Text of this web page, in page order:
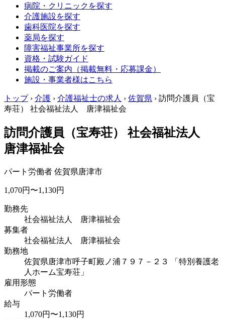
病院・クリニックを探す
介護施設を探す
歯科医院を探す
薬局を探す
障害福祉事業所を探す
資格・試験ガイド
掲載のご案内（掲載無料・応募課金）
施設・事業者様はこちら
トップ › 介護 › 介護福祉士の求人 › 佐賀県 › 訪問介護員（宝
寿荘） 社会福祉法人 唐津福祉会
訪問介護員（宝寿荘） 社会福祉法人
唐津福祉会
パート労働者 佐賀県唐津市
1,070円〜1,130円
勤務先
社会福祉法人 唐津福祉会
募集者
社会福祉法人 唐津福祉会
勤務地
佐賀県唐津市呼子町殿ノ浦７９７－２３ 「特別養護老
人ホーム宝寿荘」
雇用形態
パート労働者
給与
1,070円〜1,130円